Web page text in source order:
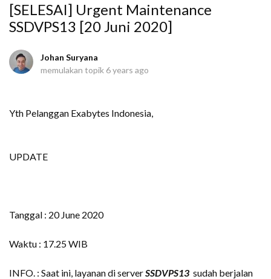
[SELESAI] Urgent Maintenance
SSDVPS13 [20 Juni 2020]
Johan Suryana
memulakan topik 6 years ago
Yth Pelanggan Exabytes Indonesia,
UPDATE
Tanggal : 20 June 2020
Waktu : 17.25 WIB
INFO. : Saat ini, layanan di serverSSDVPS13 sudah berjalan